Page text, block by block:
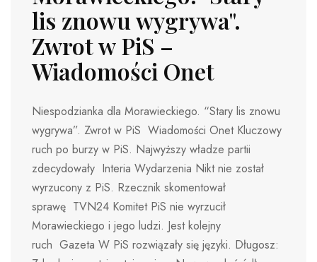
lis znowu wygrywa".
Zwrot w PiS –
Wiadomości Onet
Niespodzianka dla Morawieckiego. “Stary lis znowu
wygrywa”. Zwrot w PiS Wiadomości Onet Kluczowy
ruch po burzy w PiS. Najwyższy władze partii
zdecydowały Interia Wydarzenia Nikt nie został
wyrzucony z PiS. Rzecznik skomentował
sprawę TVN24 Komitet PiS nie wyrzucił
Morawieckiego i jego ludzi. Jest kolejny
ruch Gazeta W PiS rozwiązały się języki. Długosz: